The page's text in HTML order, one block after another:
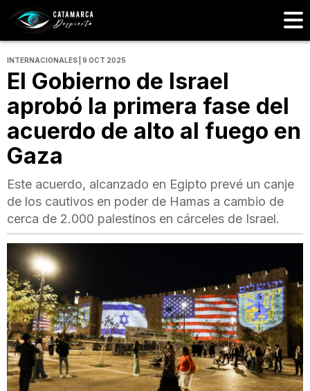
INTERNACIONALES | 9 OCT 2025
El Gobierno de Israel
aprobó la primera fase del
acuerdo de alto al fuego en
Gaza
Este acuerdo, alcanzado en Egipto prevé un canje
de los cautivos en poder de Hamas a cambio de
cerca de 2.000 palestinos en cárceles de Israel.